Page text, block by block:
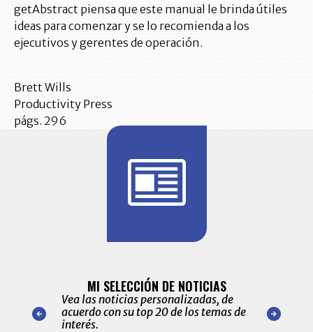
getAbstract piensa que este manual le brinda útiles
ideas para comenzar y se lo recomienda a los
ejecutivos y gerentes de operación.
Brett Wills
Productivity Press
págs. 296
nuestro
para
MI SELECCIÓN DE NOTICIAS
Vea las noticias personalizadas, de
acuerdo con su top 20 de los temas de
interés.
de las